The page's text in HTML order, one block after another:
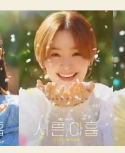
d
e
p
u
b
l
i
c
a
ç
r